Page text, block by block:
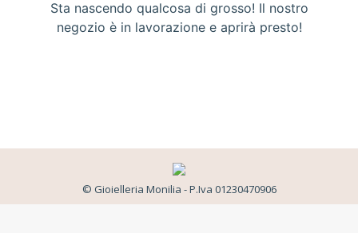
Sta nascendo qualcosa di grosso! Il nostro
negozio è in lavorazione e aprirà presto!
© Gioielleria Monilia - P.Iva 01230470906